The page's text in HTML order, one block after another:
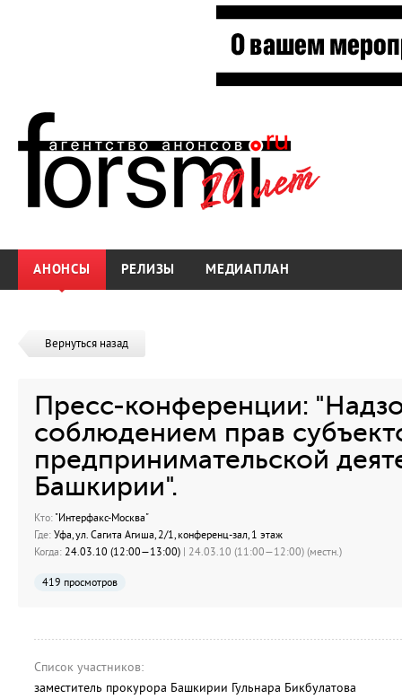
АНОНСЫ РЕЛИЗЫ МЕДИАПЛАН
Вернуться назад
Пресс-конференции:
соблюдением прав
предпринимательской
Башкирии".
Кто: "Интерфакс-Москва"
Где: Уфа, ул. Сагита Агиша, 2/1, конференц-зал, 1 этаж
Когда: 24.03.10 (12:00—13:00) | 24.03.10 (11:00—12:00) (местн.)
419 просмотров
Список участников:
заместитель прокурора Башкирии Гульнара Бикбулатова